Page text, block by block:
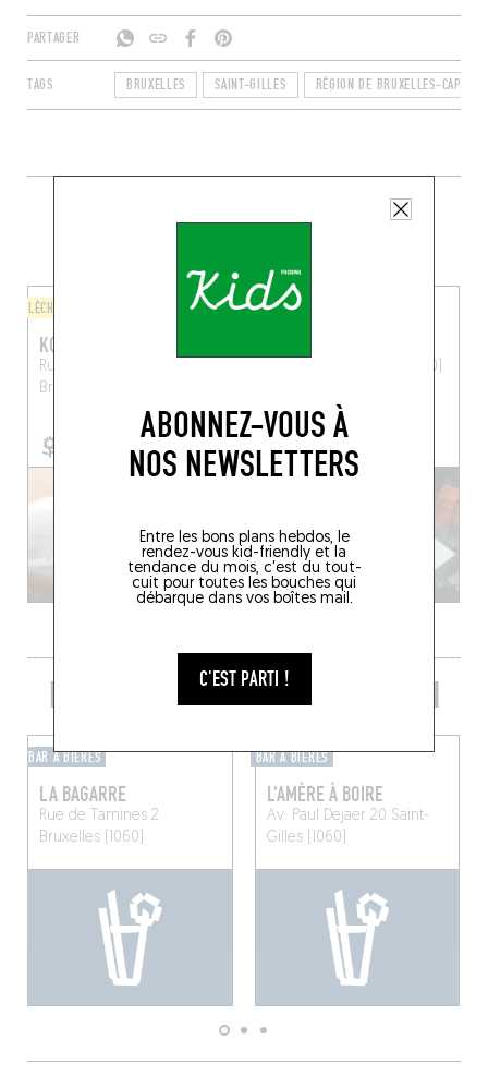
ABONNEZ-VOUS À
NOS NEWSLETTERS
Entre les bons plans hebdos, le
rendez-vous kid-friendly et la
tendance du mois, c'est du tout-
cuit pour toutes les bouches qui
débarque dans vos boîtes mail.
C'EST PARTI !
PARTAGER
TAGS BRUXELLES SAINT-GILLES RÉGION DE BRUXELLES-
PLUS DE TABLES DE GENRE À
LÈCHE-DOIGTS
KOOKOO
Rue de la Victoire 232
Bruxelles (1060)
BISTROT
Ixelles (1050)
PRENDRE UN VERRE DANS LE COIN
BAR À BIÈRES
LA BAGARRE
Rue de Tamines 2
Bruxelles (1060)
BAR À BIÈRES
L'AMÈRE À BOIRE
Av. Paul Dejaer 20 Saint-
Gilles (1060)